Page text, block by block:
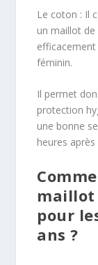
Le coton : Il
un maillot
efficacement
féminin.
Il permet
protection
une bonne
heures
maillot
pour
ans ?